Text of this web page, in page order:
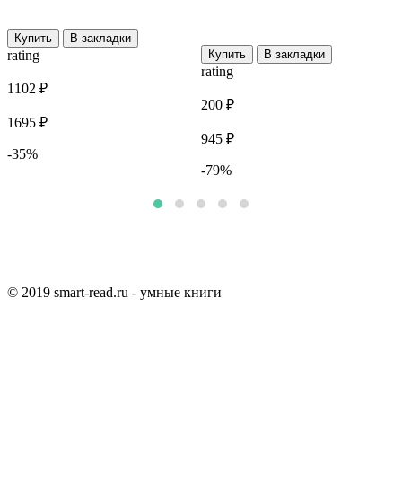
Купить В закладки
rating
1102 ₽
1695 ₽
-35%
Купить В закладки
rating
200 ₽
945 ₽
-79%
© 2019 smart-read.ru - умные книги